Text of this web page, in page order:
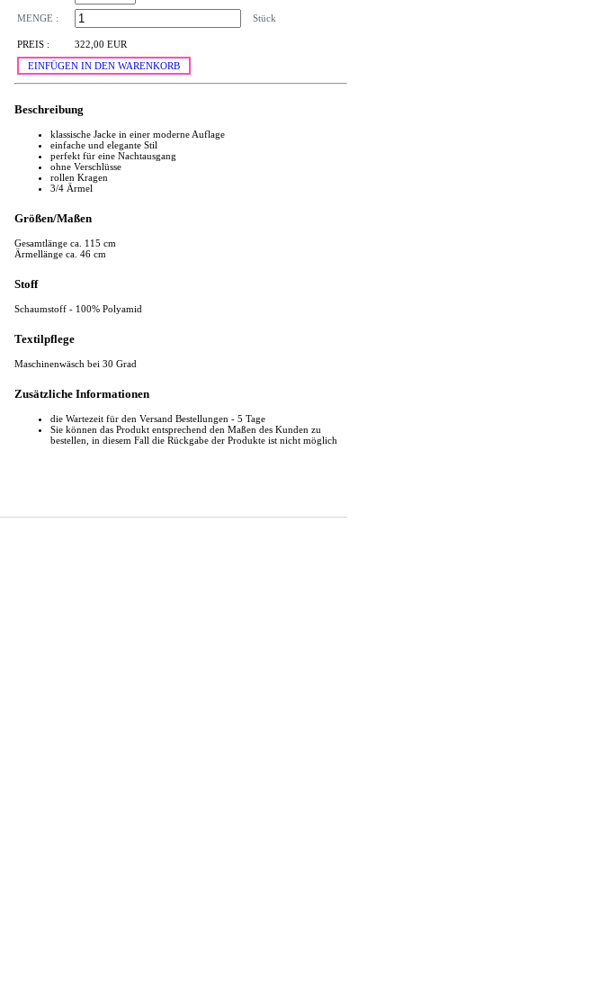
MENGE : Stück
PREIS :
322,00 EUR
EINFÜGEN IN DEN WARENKORB
Beschreibung
klassische Jacke in einer moderne Auflage
einfache und elegante Stil
perfekt für eine Nachtausgang
ohne Verschlüsse
rollen Kragen
3/4 Ärmel
Größen/Maßen
Gesamtlänge ca. 115 cm
Ärmellänge ca. 46 cm
Stoff
Schaumstoff - 100% Polyamid
Textilpflege
Maschinenwäsch bei 30 Grad
Zusätzliche Informationen
die Wartezeit für den Versand Bestellungen - 5 Tage
Sie können das Produkt entsprechend den Maßen des Kunden zu
bestellen, in diesem Fall die Rückgabe der Produkte ist nicht möglich